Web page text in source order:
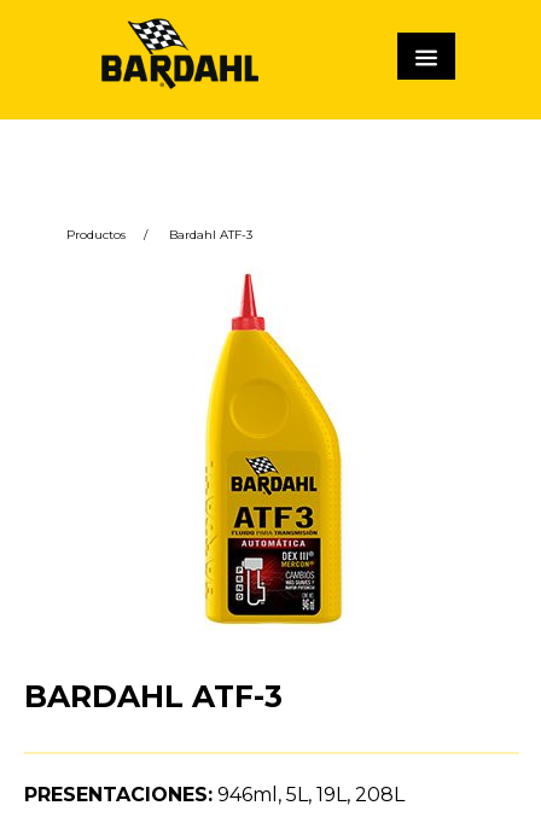
Productos / Bardahl ATF-3
BARDAHL ATF-3
PRESENTACIONES: 946ml, 5L, 19L, 208L